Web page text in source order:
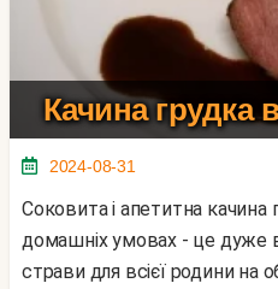
Качина грудка
2024-08-31
Соковита і апетитна качина грудка в соєвому соусі в
домашніх умовах - це дуже
страви для всієї родини на